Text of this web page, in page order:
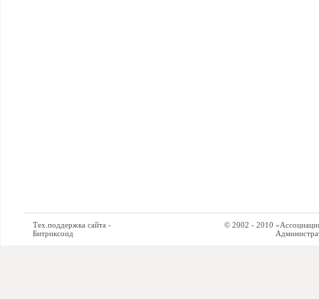
Тех.поддержка сайта -
Битриксоид
© 2002 - 2010 «Ассоциация